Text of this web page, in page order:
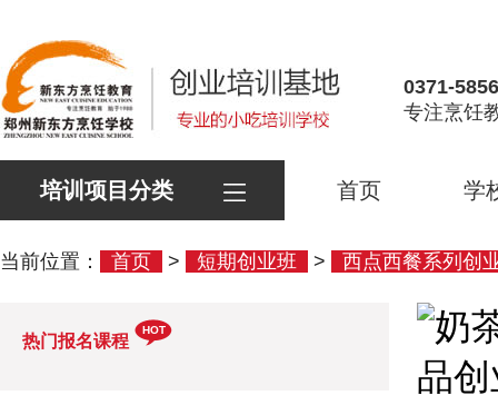
0371-
专注烹饪
培训项目分类 首页 学
当前位置： 首页 > 短期创业班 > 西点西餐系列创
热门报名课程
HOT